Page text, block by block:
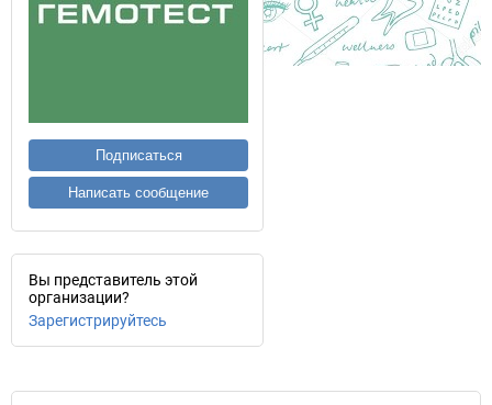
Подписаться
Написать сообщение
Вы представитель этой
организации?
Зарегистрируйтесь